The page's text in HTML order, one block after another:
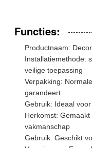
Functies:
Productnaam:
Installatiemethode:
veilige toepassing
Verpakking:
garandeert
Gebruik: Ideaal
Herkomst:
vakmanschap
Gebruik: Geschikt